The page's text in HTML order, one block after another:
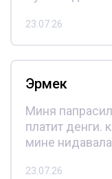
23.07.26
Эрмек
Миня
платит денги.
мине
23.07.26